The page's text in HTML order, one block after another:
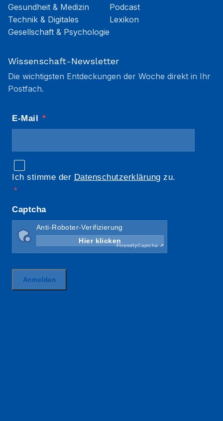
Gesundheit & Medizin
Technik & Digitales
Gesellschaft & Psychologie
Podcast
Lexikon
Wissenschaft-Newsletter
Die wichtigsten Entdeckungen der Woche direkt in Ihr
Postfach.